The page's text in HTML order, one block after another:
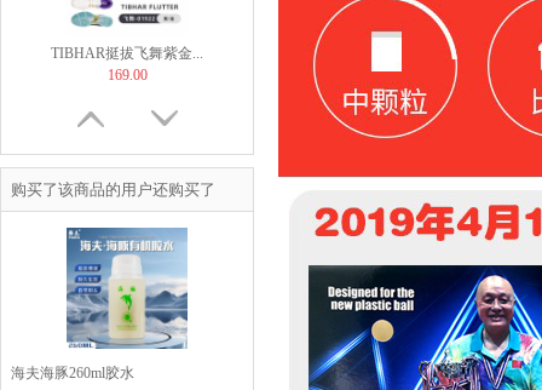
TIBHAR挺拔飞舞紫金...
169.00
【非正常底板尺寸】But...
60.00
购买了该商品的用户还购买了
海夫海豚260ml胶水